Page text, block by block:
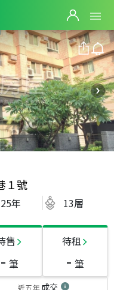
１號
25年 13層
售
- 筆
待租
- 筆
近五年成交